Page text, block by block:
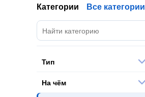
Категории Все категории
Тип
На чём